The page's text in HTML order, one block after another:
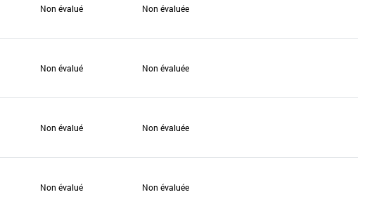
Non évalué Non évaluée
Non évalué Non évaluée
Non évalué Non évaluée
Non évalué Non évaluée